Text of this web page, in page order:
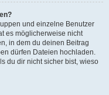
und einzelne Benutzer
es möglicherweise nicht
in dem du deinen Beitrag
dürfen Dateien hochladen.
du dir nicht sicher bist, wieso